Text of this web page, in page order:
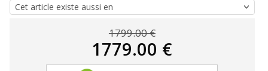
1799.00 €
1779.00 €